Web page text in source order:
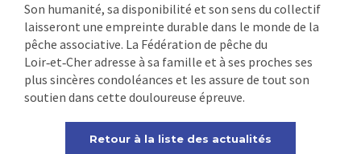
Son humanité, sa disponibilité et son sens du collectif
laisseront une empreinte durable dans le monde de la
pêche associative. La Fédération de pêche du
Loir‑et‑Cher adresse à sa famille et à ses proches ses
plus sincères condoléances et les assure de tout son
soutien dans cette douloureuse épreuve.
Retour à la liste des actualités